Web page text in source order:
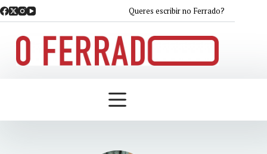
Saltar
ao
Queres escribir no Ferrado?